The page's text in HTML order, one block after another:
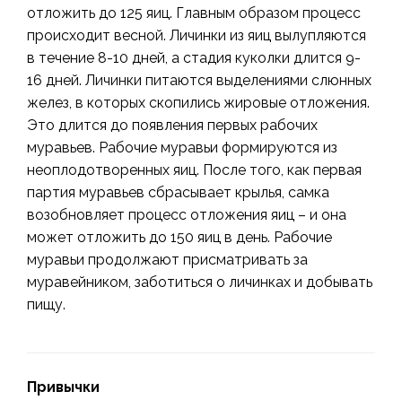
отложить до 125 яиц. Главным образом процесс
происходит весной. Личинки из яиц вылупляются
в течение 8-10 дней, а стадия куколки длится 9-
16 дней. Личинки питаются выделениями слюнных
желез, в которых скопились жировые отложения.
Это длится до появления первых рабочих
муравьев. Рабочие муравьи формируются из
неоплодотворенных яиц. После того, как первая
партия муравьев сбрасывает крылья, самка
возобновляет процесс отложения яиц – и она
может отложить до 150 яиц в день. Рабочие
муравьи продолжают присматривать за
муравейником, заботиться о личинках и добывать
пищу.
Привычки